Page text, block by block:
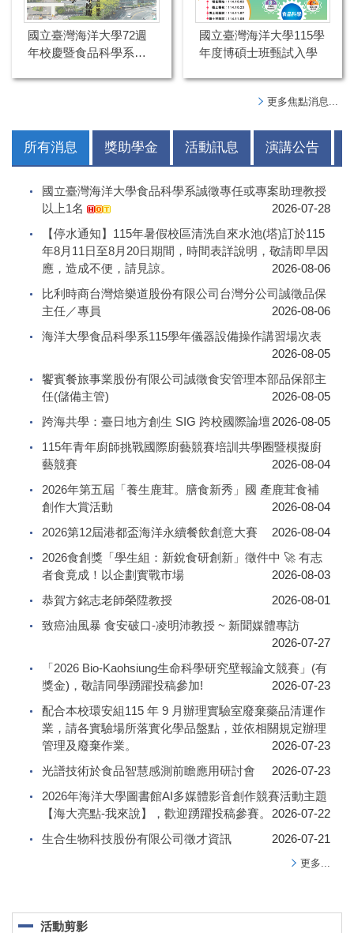
國立臺灣海洋大學72週
年校慶暨食品科學系友
國立臺灣海洋大學115學
年度博碩士班甄試入學
更多焦點消息...
所有消息 獎助學金 活動訊息 演講公告
國立臺灣海洋大學食品科學系誠徵專任或專案助理教授
以上1名
2026-07-28
【停⽔通知】115年暑假校區清洗⾃來⽔池(塔)訂於115
年8⽉11⽇⾄8⽉20⽇期間，時間表詳說明，敬請即早因
應，造成不便，請⾒諒。
2026-08-06
比利時商台灣焙樂道股份有限公司台灣分公司誠徵品保
主任／專員
2026-08-06
海洋大學食品科學系115學年儀器設備操作講習場次表
2026-08-05
饗賓餐旅事業股份有限公司誠徵食安管理本部品保部主
任(儲備主管)
2026-08-05
跨海共學：臺日地方創生 SIG 跨校國際論壇 2026-08-05
115年青年廚師挑戰國際廚藝競賽培訓共學圈暨模擬廚
藝競賽
2026-08-04
2026年第五屆「養生鹿茸。膳食新秀」國 產鹿茸食補
創作大賞活動
2026-08-04
2026第12屆港都盃海洋永續餐飲創意大賽
2026-08-04
2026食創獎「學生組：新銳食研創新」徵件中 🚀 有志
者食竟成！以企劃實戰市場
2026-08-03
恭賀方銘志老師榮陞教授
2026-08-01
致癌油風暴 食安破口-凌明沛教授 ~ 新聞媒體專訪
2026-07-27
「2026 Bio-Kaohsiung生命科學研究壁報論文競賽」(有
獎金)，敬請同學踴躍投稿參加!
2026-07-23
配合本校環安組115 年 9 月辦理實驗室廢棄藥品清運作
業，請各實驗場所落實化學品盤點，並依相關規定辦理
管理及廢棄作業。
2026-07-23
光譜技術於食品智慧感測前瞻應用研討會
2026-07-23
2026年海洋大學圖書館AI多媒體影音創作競賽活動主題
【海大亮點-我來說】，歡迎踴躍投稿參賽。
2026-07-22
生合生物科技股份有限公司徵才資訊
2026-07-21
更多...
活動剪影